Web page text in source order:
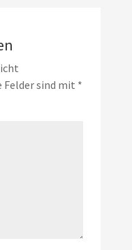
sind mit *